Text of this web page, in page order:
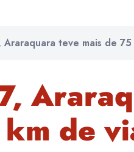
Araraquara teve mais de
de